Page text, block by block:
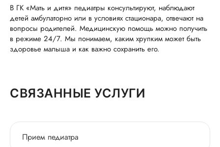
В ГК «Мать и дитя» педиатры консультируют, наблюдают
детей амбулаторно или в условиях стационара, отвечают на
вопросы родителей. Медицинскую помощь можно получить
в режиме 24/7. Мы понимаем, каким хрупким может быть
здоровье малыша и как важно сохранить его.
СВЯЗАННЫЕ УСЛУГИ
Прием педиатра